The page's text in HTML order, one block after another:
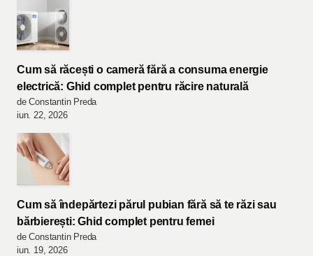
Cum să răcești o cameră fără a consuma energie
electrică: Ghid complet pentru răcire naturală
de Constantin Preda
iun. 22, 2026
Cum să îndepărtezi părul pubian fără să te răzi sau
bărbierești: Ghid complet pentru femei
de Constantin Preda
iun. 19, 2026